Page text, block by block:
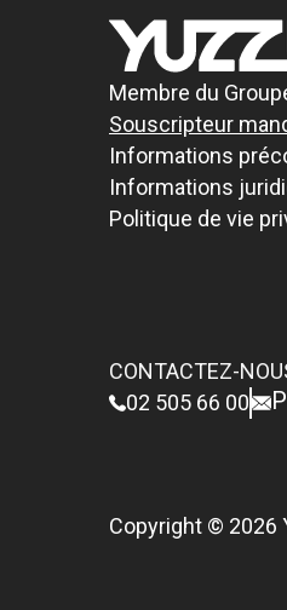
Membre du
Souscripteur
Informations
Informations
Politique de vie
CONTACTEZ-
02 505 66 00
Copyright © 2026